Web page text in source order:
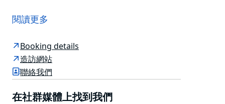
由屢獲殊榮的主廚 Mat Lindsay 主理的溫馨現代澳洲餐
廳。
菜單以燃木烤爐為主，搭配來自澳洲及世界各地的精選天
然葡萄酒，風格簡潔卻不拘一格。餐廳採用混凝土牆面，
簡潔而極簡，凸顯其簡約精緻的烹飪風格。餐廳週六和週
日供應午餐，週三至週六供應晚餐。
閱讀更多
Booking details
造訪網站
聯絡我們
在社群媒體上找到我們